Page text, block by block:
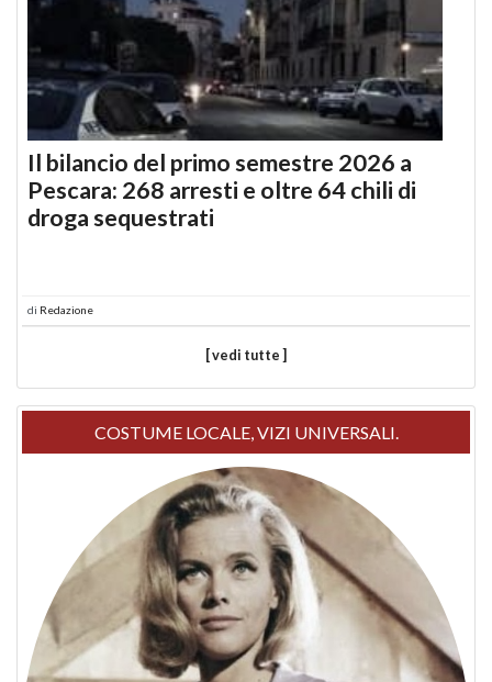
Il bilancio del primo semestre 2026 a
Pescara: 268 arresti e oltre 64 chili di
droga sequestrati
di Redazione
[ vedi tutte ]
COSTUME LOCALE, VIZI UNIVERSALI.